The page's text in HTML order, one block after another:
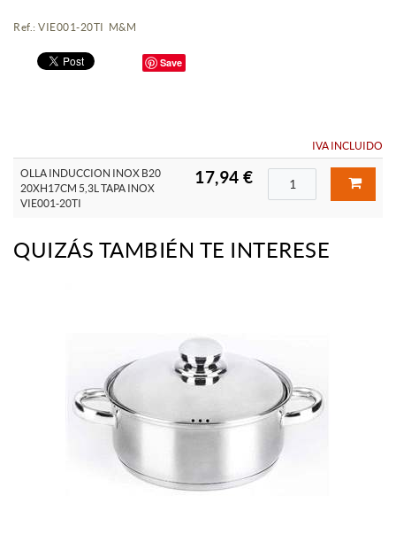
Ref.: VIE001-20TI M&M
Save
IVA INCLUIDO
OLLA INDUCCION INOX B20
20XH17CM 5,3L TAPA INOX
VIE001-20TI
17,94 €
QUIZÁS TAMBIÉN TE INTERESE